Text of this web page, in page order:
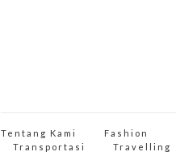
Tentang Kami Fashion
Transportasi
Travelling